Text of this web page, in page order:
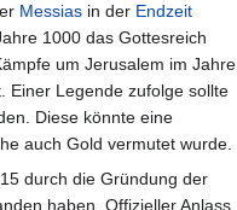
Messias in der Endzeit
1000 das Gottesreich
um Jerusalem im Jahre
Einer Legende zufolge sollte
Diese könnte eine
auch Gold vermutet wurde.
durch die Gründung der
haben. Offizieller Anlass